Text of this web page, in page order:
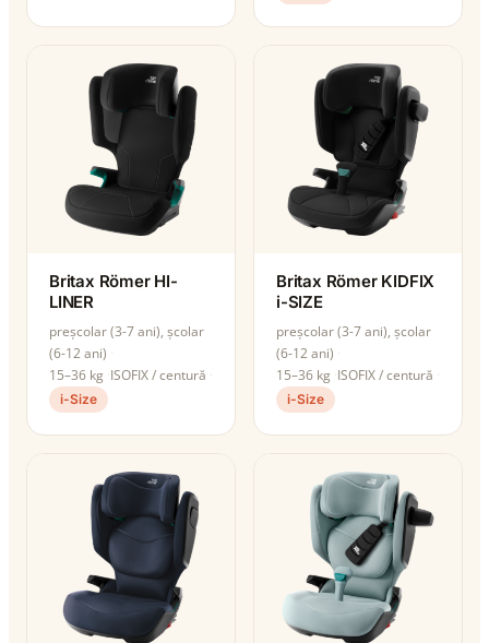
Britax Römer HI-
LINER
preșcolar (3-7 ani), școlar
(6-12 ani)
15–36 kg ISOFIX / centură
i-Size
Britax Römer KIDFIX
i-SIZE
preșcolar (3-7 ani), școlar
(6-12 ani)
15–36 kg ISOFIX / centură
i-Size